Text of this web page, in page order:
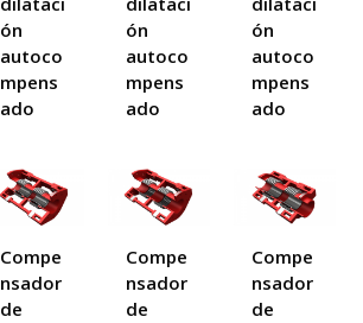
ón
autoco
mpens
ado
ón
autoco
mpens
ado
ón
autoco
mpens
ado
Compe
nsador
de
Compe
nsador
de
Compe
nsador
de